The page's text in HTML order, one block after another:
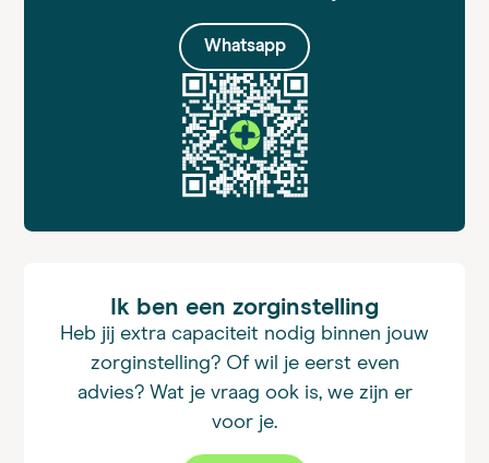
Whatsapp
Ik ben een zorginstelling
Heb jij extra capaciteit nodig binnen jouw
zorginstelling? Of wil je eerst even
advies? Wat je vraag ook is, we zijn er
voor je.